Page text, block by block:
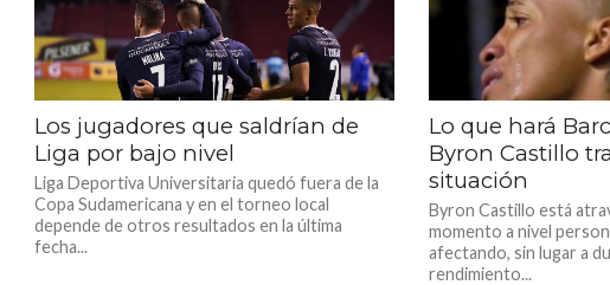
Los jugadores que saldrían de
Liga por bajo nivel
Liga Deportiva Universitaria quedó fuera de la
Copa Sudamericana y en el torneo local
depende de otros resultados en la última
fecha...
Lo que hará
Byron Castillo
situación
Byron Castillo está
momento a nivel
afectando, sin lugar a
rendimiento...